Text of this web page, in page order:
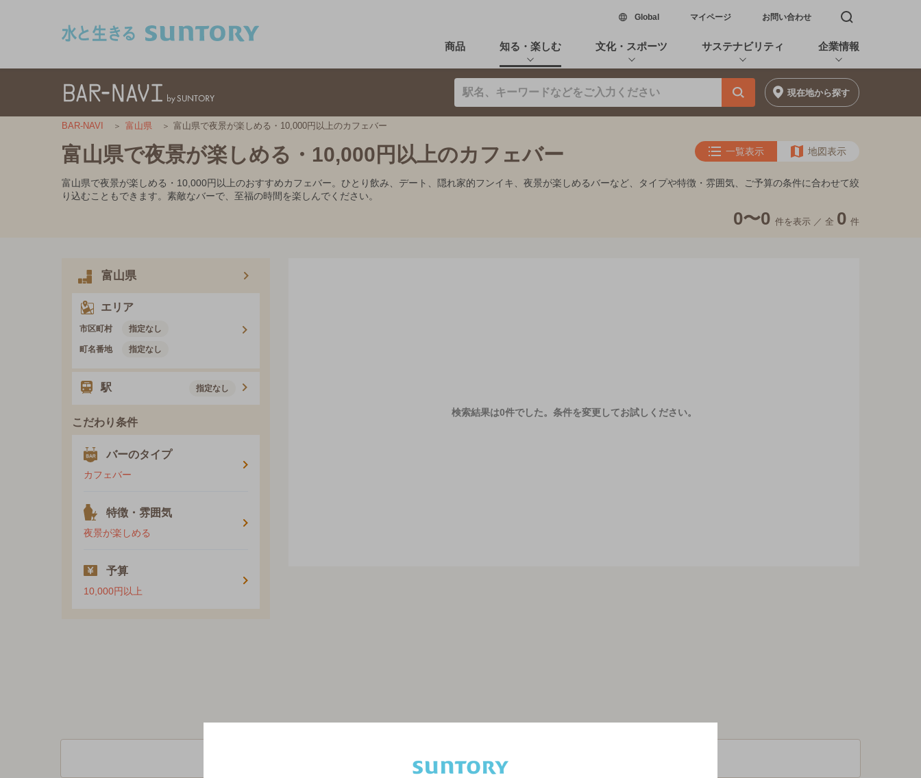
Global新しいウィンドウで開く
マイページ お問い合わせ 検索窓を開く
商品 知る・楽しむ 文化・スポーツ サステナビリティ 企業情報
現在地から探す
BAR-NAVI 富山県 富山県で夜景が楽しめる・10,000円以上のカフェバー
富山県で夜景が楽しめる・10,000円以上のカフェバー 一覧表示 地図表示
富山県で夜景が楽しめる・10,000円以上のおすすめカフェバー。ひとり飲み、デート、隠れ家的フンイキ、夜景が楽しめるバーなど、タイプや特徴・雰囲気、ご予算の条件に合わせて絞
り込むこともできます。素敵なバーで、至福の時間を楽しんでください。
0〜0 件を表示 ／ 全 0 件
富山県
エリア
市区町村 指定なし
町名番地 指定なし
駅 指定なし
こだわり条件
バーのタイプ
カフェバー
特徴・雰囲気
夜景が楽しめる
予算
10,000円以上
検索結果は0件でした。 条件を変更してお試しください。
関連ページ